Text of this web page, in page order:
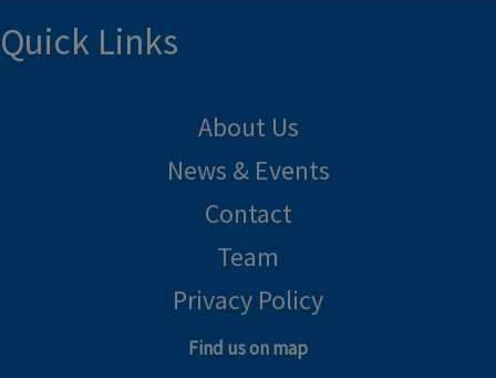
Quick Links
About Us
News & Events
Contact
Team
Privacy Policy
Find us on map